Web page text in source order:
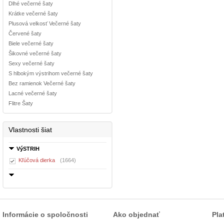
Dlhé večerné šaty
Krátke večerné šaty
Plusová velkosť Večerné šaty
Červené šaty
Biele večerné šaty
Šikovné večerné šaty
Sexy večerné šaty
S hlbokým výstrihom večerné šaty
Bez ramienok Večerné šaty
Lacné večerné šaty
Flitre Šaty
Vlastnosti šiat
VýSTRIH
Kľúčová dierka
(1664)
Informácie o spoločnosti Ako objednať